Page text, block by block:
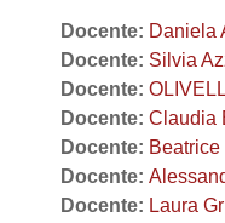
Docente: Daniela
Docente: Silvia
Docente:
Docente: Claudia
Docente:
Docente:
Docente: Laura